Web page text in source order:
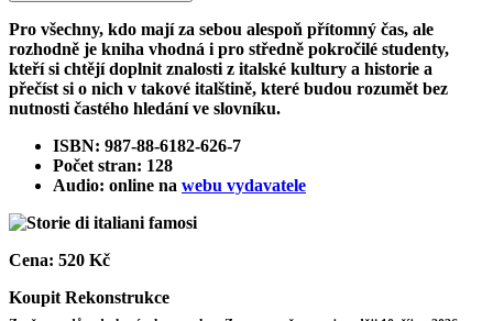
Pro všechny, kdo mají za sebou alespoň přítomný čas, ale
rozhodně je kniha vhodná i pro středně pokročilé studenty,
kteří si chtějí doplnit znalosti z italské kultury a historie a
přečíst si o nich v takové italštině, které budou rozumět bez
nutnosti častého hledání ve slovníku.
ISBN: 987-88-6182-626-7
Počet stran: 128
Audio: online na webu vydavatele
Cena: 520 Kč
Koupit Rekonstrukce